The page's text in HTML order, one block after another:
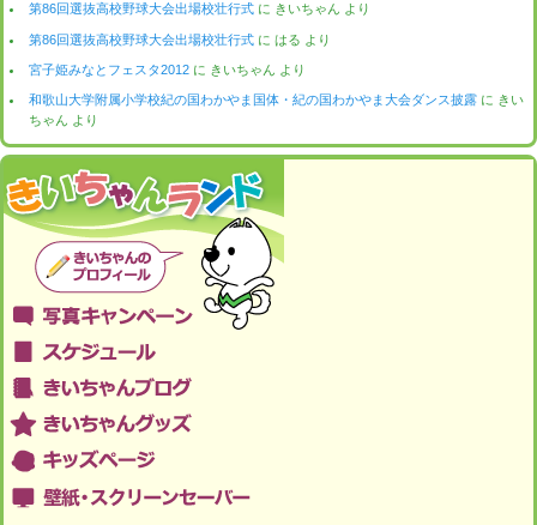
第86回選抜高校野球大会出場校壮行式 に きいちゃん より
第86回選抜高校野球大会出場校壮行式 にはる より
宮子姫みなとフェスタ2012 に きいちゃん より
和歌山大学附属小学校紀の国わかやま国体・紀の国わかやま大会ダンス披露 に きい
ちゃん より